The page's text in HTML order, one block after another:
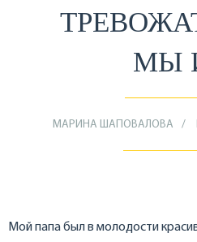
МЫ
МАРИНА ШАПОВАЛОВА
Мой папа был в молодости